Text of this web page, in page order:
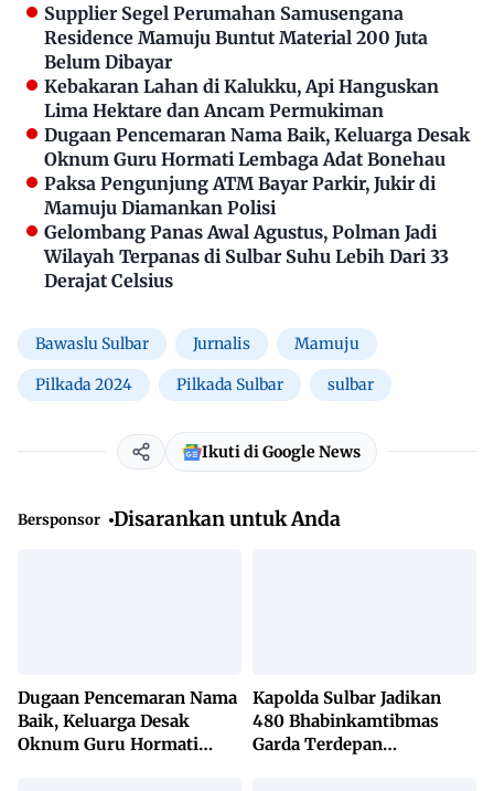
Supplier Segel Perumahan Samusengana
Residence Mamuju Buntut Material 200 Juta
Belum Dibayar
Kebakaran Lahan di Kalukku, Api Hanguskan
Lima Hektare dan Ancam Permukiman
Dugaan Pencemaran Nama Baik, Keluarga Desak
Oknum Guru Hormati Lembaga Adat Bonehau
Paksa Pengunjung ATM Bayar Parkir, Jukir di
Mamuju Diamankan Polisi
Gelombang Panas Awal Agustus, Polman Jadi
Wilayah Terpanas di Sulbar Suhu Lebih Dari 33
Derajat Celsius
Bawaslu Sulbar Jurnalis Mamuju
Pilkada 2024 Pilkada Sulbar sulbar
Ikuti di Google News
Bersponsor Disarankan untuk Anda
Dugaan Pencemaran Nama
Baik, Keluarga Desak
Oknum Guru Hormati
Kapolda Sulbar Jadikan
480 Bhabinkamtibmas
Garda Terdepan